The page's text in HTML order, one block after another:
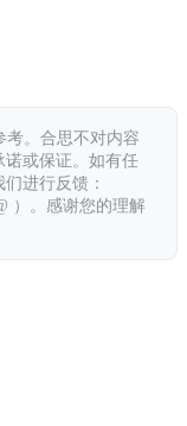
。合思不对内容
诺或保证。如有任
进行反馈：
）。感谢您的理解